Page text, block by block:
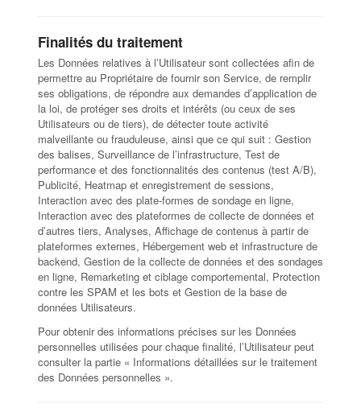
Finalités du traitement
Les Données relatives à l’Utilisateur sont collectées afin de
permettre au Propriétaire de fournir son Service, de remplir
ses obligations, de répondre aux demandes d’application de
la loi, de protéger ses droits et intérêts (ou ceux de ses
Utilisateurs ou de tiers), de détecter toute activité
malveillante ou frauduleuse, ainsi que ce qui suit : Gestion
des balises, Surveillance de l’infrastructure, Test de
performance et des fonctionnalités des contenus (test A/B),
Publicité, Heatmap et enregistrement de sessions,
Interaction avec des plate-formes de sondage en ligne,
Interaction avec des plateformes de collecte de données et
d’autres tiers, Analyses, Affichage de contenus à partir de
plateformes externes, Hébergement web et infrastructure de
backend, Gestion de la collecte de données et des sondages
en ligne, Remarketing et ciblage comportemental, Protection
contre les SPAM et les bots et Gestion de la base de
données Utilisateurs.
Pour obtenir des informations précises sur les Données
personnelles utilisées pour chaque finalité, l’Utilisateur peut
consulter la partie « Informations détaillées sur le traitement
des Données personnelles ».